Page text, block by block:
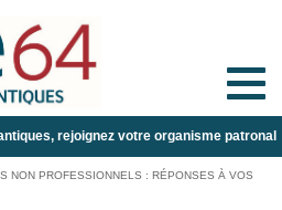
Toggle
rejoignez votre organisme patronal
NON PROFESSIONNELS : RÉPONSES À VOS